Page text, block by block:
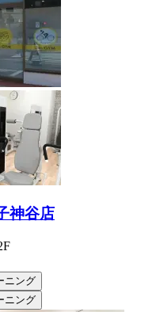
神谷店
ニング
ニング